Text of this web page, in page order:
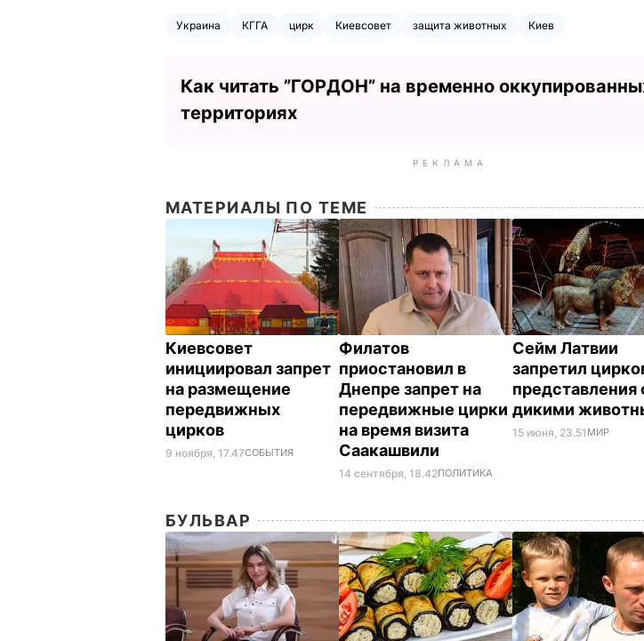
Украина КГГА цирк Киевсовет защита животных Киев
Как читать ”ГОРДОН” на временно
территориях
РЕКЛАМА
МАТЕРИАЛЫ ПО ТЕМЕ
Киевсовет
инициировал запрет
на размещение
передвижных
цирков
9 ноября, 17.47СОБЫТИЯ
Филатов
приостановил в
Днепре запрет на
передвижные цирки
на время визита
Саакашвили
14 сентября, 18.42ПОЛИТИКА
Сейм Латвии
запретил
представления
дикими
15 июня, 23.51 МИР
БУЛЬВАР